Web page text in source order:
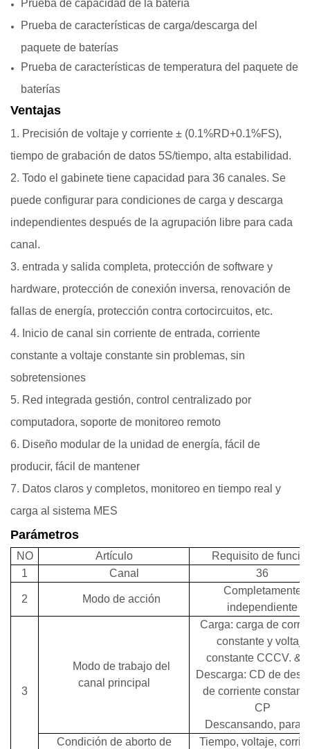
Prueba de capacidad de la batería
Prueba de características de carga/descarga del
paquete de baterías
Prueba de características de temperatura del paquete de
baterías
Ventajas
1. Precisión de voltaje y corriente ± (0.1%RD+0.1%FS),
tiempo de grabación de datos 5S/tiempo, alta estabilidad.
2. Todo el gabinete tiene capacidad para 36 canales. Se
puede configurar para condiciones de carga y descarga
independientes después de la agrupación libre para cada
canal.
3. entrada y salida completa, protección de software y
hardware, protección de conexión inversa, renovación de
fallas de energía, protección contra cortocircuitos, etc.
4. Inicio de canal sin corriente de entrada, corriente
constante a voltaje constante sin problemas, sin
sobretensiones
5. Red integrada gestión, control centralizado por
computadora, soporte de monitoreo remoto
6. Diseño modular de la unidad de energía, fácil de
producir, fácil de mantener
7. Datos claros y completos, monitoreo en tiempo real y
carga al sistema MES
Parámetros
NO Artículo
Requisito de
1
Canal 36
2 Modo de acción
Completamente
independiente
3
Modo de trabajo del
canal principal
Carga: carga de
constante y voltaje
constante CCCV.
Descarga: CD de
de corriente
CP
Descansando,
Condición de aborto de
Tiempo, voltaje,